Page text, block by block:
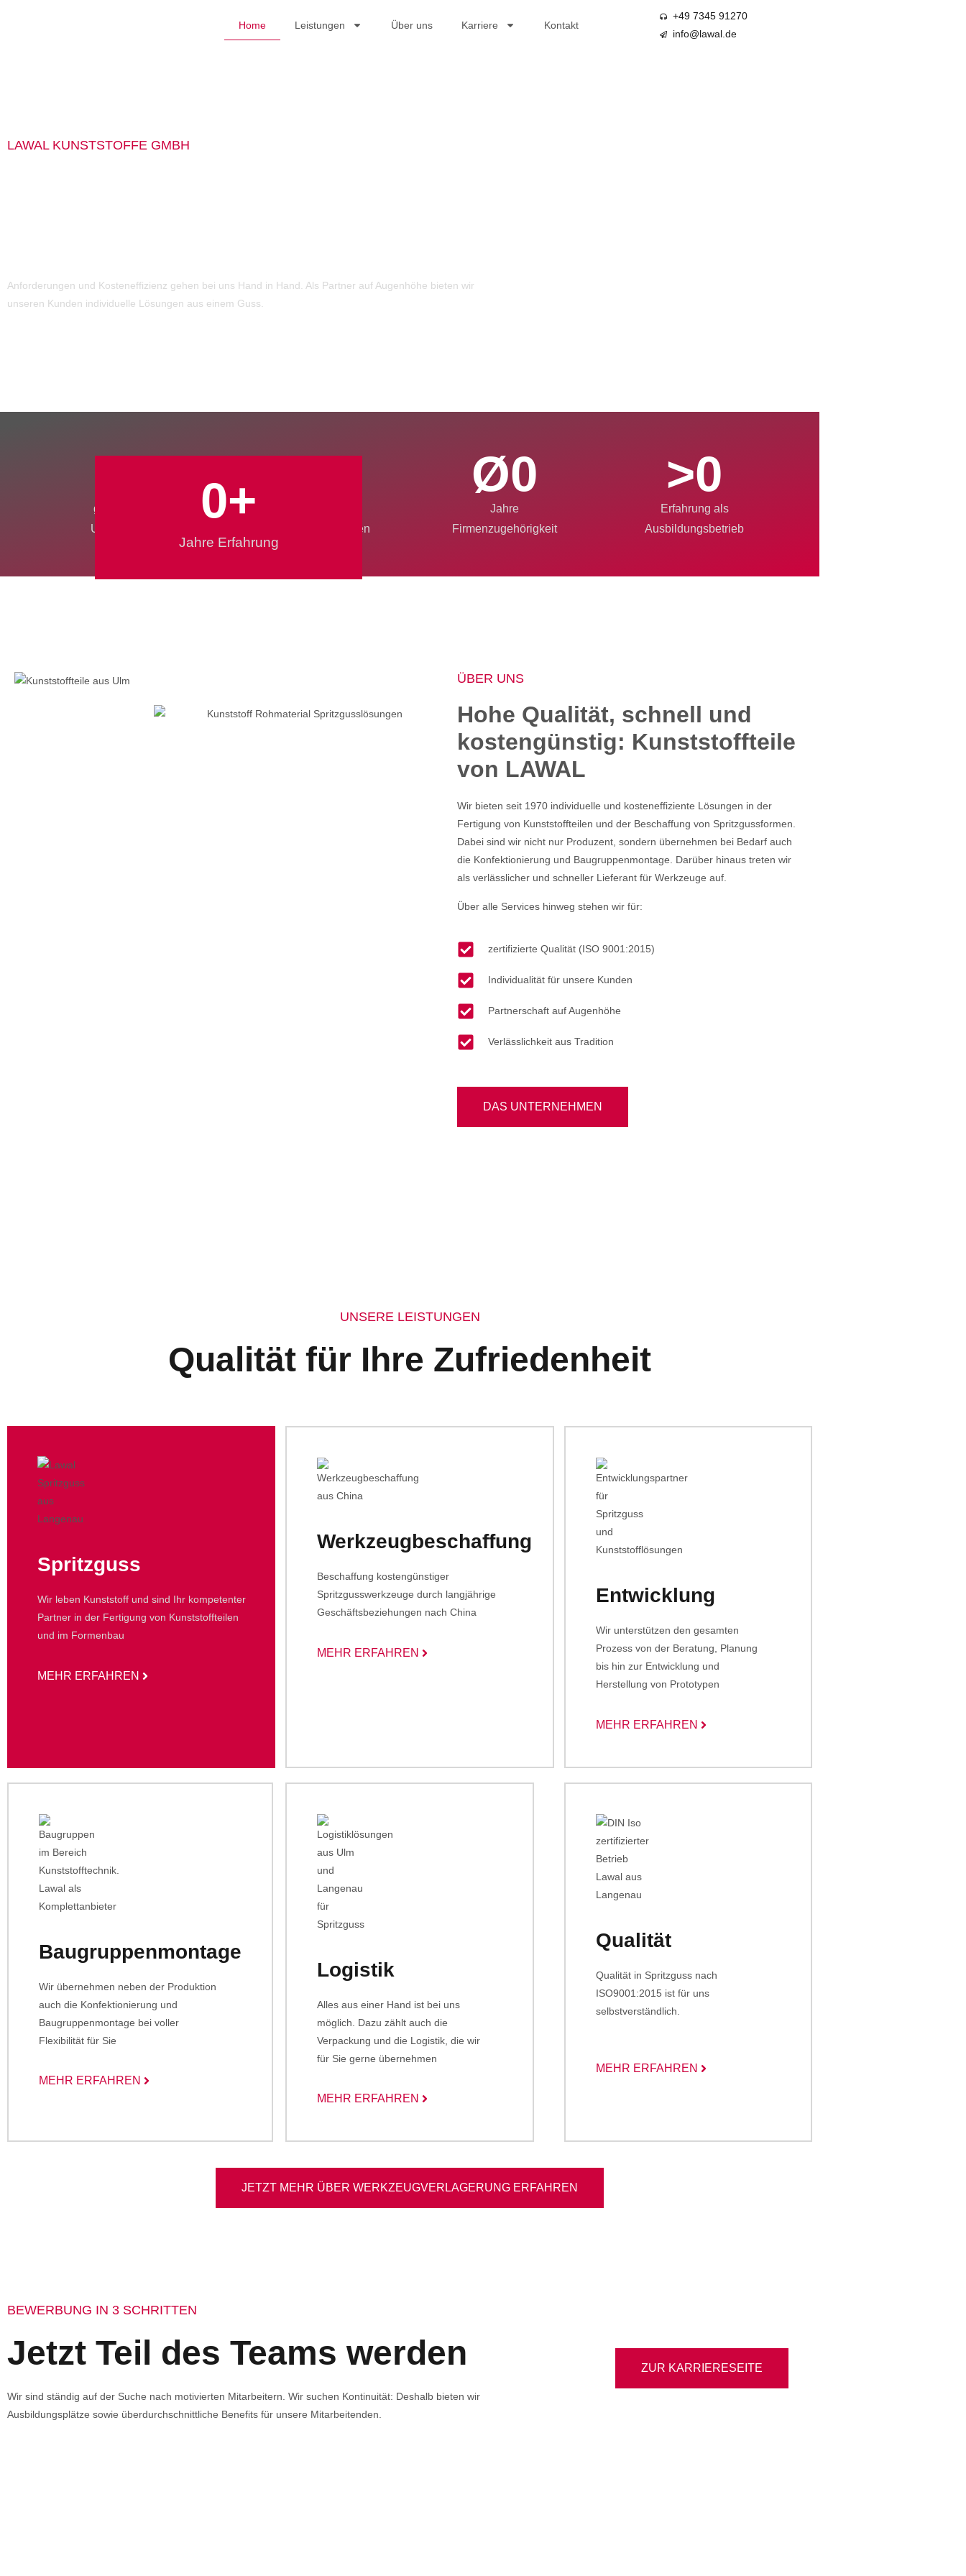
Home Leistungen Über uns Karriere Kontakt
+49 7345 91270
info@lawal.de
LAWAL KUNSTSTOFFE GMBH
Anforderungen und Kosteneffizienz gehen bei uns Hand in Hand. Als Partner auf Augenhöhe bieten wir
unseren Kunden individuelle Lösungen aus einem Guss.
gegründetes
Unternehmen
0
Spritzgussmaschinen
0
Jahre
Firmenzugehörigkeit
Ø0
Erfahrung als
Ausbildungsbetrieb
>0
Jahre Erfahrung
0+
ÜBER UNS
​Hohe Qualität, schnell und
kostengünstig: Kunststoffteile
von LAWAL
Wir bieten seit 1970 individuelle und kosteneffiziente Lösungen in der
Fertigung von Kunststoffteilen und der Beschaffung von Spritzgussformen.
Dabei sind wir nicht nur Produzent, sondern übernehmen bei Bedarf auch
die Konfektionierung und Baugruppenmontage. Darüber hinaus treten wir
als verlässlicher und schneller Lieferant für Werkzeuge auf.
Über alle Services hinweg stehen wir für:
zertifizierte Qualität (ISO 9001:2015)
Individualität für unsere Kunden
Partnerschaft auf Augenhöhe
Verlässlichkeit aus Tradition
DAS UNTERNEHMEN
UNSERE LEISTUNGEN
Qualität für Ihre Zufriedenheit
Spritzguss
Wir leben Kunststoff und sind Ihr kompetenter
Partner in der Fertigung von Kunststoffteilen
und im Formenbau
MEHR ERFAHREN
Werkzeugbeschaffung
Beschaffung kostengünstiger
Spritzgusswerkzeuge durch langjährige
Geschäftsbeziehungen nach China
MEHR ERFAHREN
Entwicklung
Wir unterstützen den gesamten
Prozess von der Beratung, Planung
bis hin zur Entwicklung und
Herstellung von Prototypen
MEHR ERFAHREN
Baugruppenmontage
Wir übernehmen neben der Produktion
auch die Konfektionierung und
Baugruppenmontage bei voller
Flexibilität für Sie
MEHR ERFAHREN
Logistik
Alles aus einer Hand ist bei uns
möglich. Dazu zählt auch die
Verpackung und die Logistik, die wir
für Sie gerne übernehmen
MEHR ERFAHREN
Qualität
Qualität in Spritzguss nach
ISO9001:2015 ist für uns
selbstverständlich.
MEHR ERFAHREN
JETZT MEHR ÜBER WERKZEUGVERLAGERUNG ERFAHREN
BEWERBUNG IN 3 SCHRITTEN
Jetzt Teil des Teams werden
Wir sind ständig auf der Suche nach motivierten Mitarbeitern. Wir suchen Kontinuität: Deshalb bieten wir
Ausbildungsplätze sowie überdurchschnittliche Benefits für unsere Mitarbeitenden.
ZUR KARRIERESEITE